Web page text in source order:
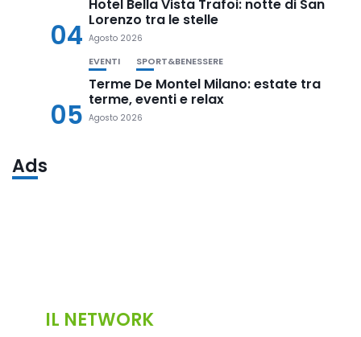
04
Hotel Bella Vista Trafoi: notte di San
Lorenzo tra le stelle
Agosto 2026
05
EVENTI SPORT&BENESSERE
Terme De Montel Milano: estate tra
terme, eventi e relax
Agosto 2026
Ads
IL NETWORK